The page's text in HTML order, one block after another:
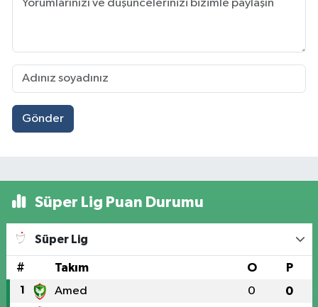
Gönder
Süper Lig Puan Durumu
Süper Lig
# Takım O P
1 Amed 0 0